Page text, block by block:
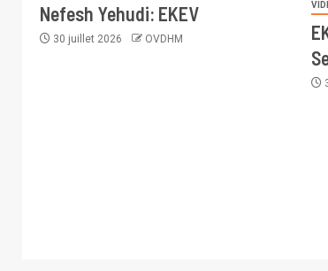
Nefesh Yehudi: EKEV
30 juillet 2026 OVDHM